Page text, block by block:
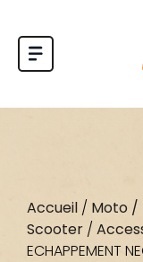
Accueil / Moto /
Scooter /
ECHAPPEMENT